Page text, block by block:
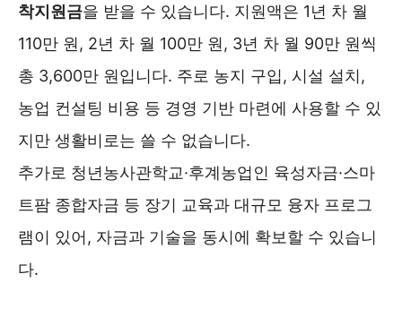
착지원금을 받을 수 있습니다. 지원액은 1년 차 월
110만 원, 2년 차 월 100만 원, 3년 차 월 90만 원씩
총 3,600만 원입니다. 주로 농지 구입, 시설 설치,
농업 컨설팅 비용 등 경영 기반 마련에 사용할 수 있
지만 생활비로는 쓸 수 없습니다.
추가로 청년농사관학교·후계농업인 육성자금·스마
트팜 종합자금 등 장기 교육과 대규모 융자 프로그
램이 있어, 자금과 기술을 동시에 확보할 수 있습니
다.